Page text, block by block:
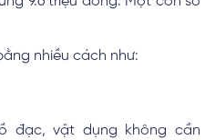
nhiều cách như:
đạc, vật dụng không cần